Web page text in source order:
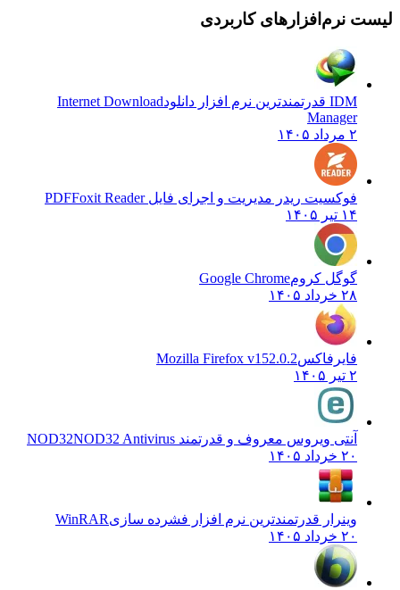
لیست نرم‌افزارهای کاربردی
IDM قدرتمندترین نرم افزار دانلود
Internet Download
Manager
۲ مرداد ۱۴۰۵
فوکسیت ریدر مدیریت و اجرای فایل PDF Foxit Reader
۱۴ تیر ۱۴۰۵
گوگل کرومGoogle Chrome
۲۸ خرداد ۱۴۰۵
فایرفاکس Mozilla Firefox v152.0.2
۲ تیر ۱۴۰۵
آنتی ویروس معروف و قدرتمند NOD32 NOD32 Antivirus
۲۰ خرداد ۱۴۰۵
وینرار قدرتمندترین نرم افزار فشرده سازیWinRAR
۲۰ خرداد ۱۴۰۵